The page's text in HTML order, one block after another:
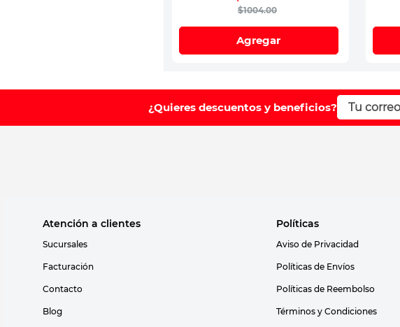
$1004.00
Agregar
¿Quieres descuentos y beneficios?
Atención a clientes
Sucursales
Facturación
Contacto
Blog
Políticas
Aviso de Privacidad
Políticas de Envíos
Políticas de Reembolso
Términos y Condiciones